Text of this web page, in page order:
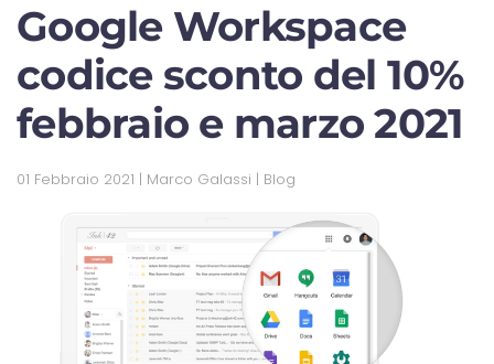
Google Workspace
codice sconto del 10%
febbraio e marzo 2021
01 Febbraio 2021 | Marco Galassi | Blog